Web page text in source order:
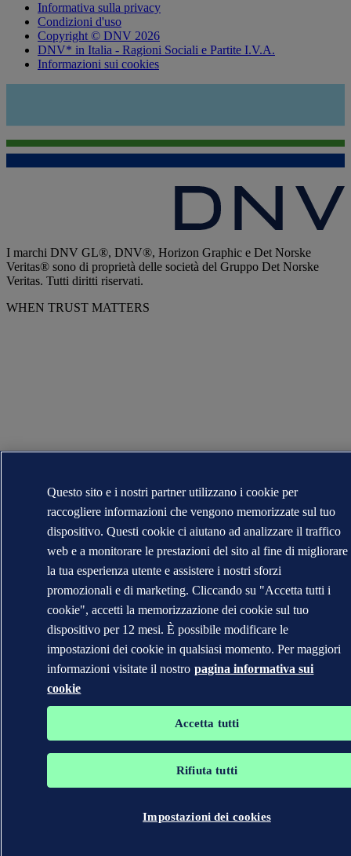
Informativa sulla privacy
Condizioni d'uso
Copyright © DNV 2026
DNV* in Italia - Ragioni Sociali e Partite I.V.A.
Informazioni sui cookies
I marchi DNV GL®, DNV®, Horizon Graphic e Det Norske
Veritas® sono di proprietà delle società del Gruppo Det Norske
Veritas. Tutti diritti riservati.
WHEN TRUST MATTERS
Questo sito e i nostri partner utilizzano i cookie per
raccogliere informazioni che vengono memorizzate sul tuo
dispositivo. Questi cookie ci aiutano ad analizzare il traffico
web e a monitorare le prestazioni del sito al fine di migliorare
la tua esperienza utente e assistere i nostri sforzi
promozionali e di marketing. Cliccando su "Accetta tutti i
cookie", accetti la memorizzazione dei cookie sul tuo
dispositivo per 12 mesi. È possibile modificare le
impostazioni dei cookie in qualsiasi momento. Per maggiori
informazioni visitate il nostro pagina informativa sui
cookie
Accetta tutti
Rifiuta tutti
Impostazioni dei cookies